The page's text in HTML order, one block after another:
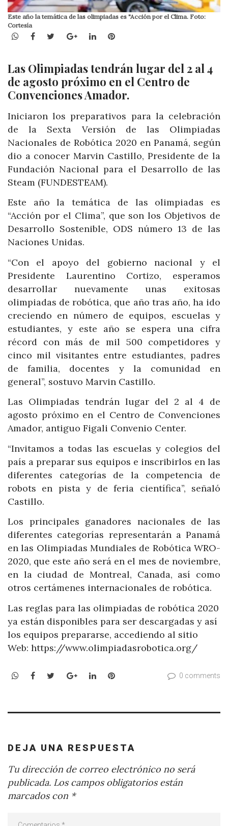
Este año la temática de las olimpiadas es "Acción por el Clima. Foto:
Cortesía
WhatsApp
Facebook
TwitterGoogle+LinkedInPinterest
Las Olimpiadas tendrán lugar del 2 al 4
de agosto próximo en el Centro de
Convenciones Amador.
Iniciaron los preparativos para la celebración
de la Sexta Versión de las Olimpiadas
Nacionales de Robótica 2020 en Panamá, según
dio a conocer Marvin Castillo, Presidente de la
Fundación Nacional para el Desarrollo de las
Steam (FUNDESTEAM).
Este año la temática de las olimpiadas es
“Acción por el Clima”, que son los Objetivos de
Desarrollo Sostenible, ODS número 13 de las
Naciones Unidas.
“Con el apoyo del gobierno nacional y el
Presidente Laurentino Cortizo, esperamos
desarrollar nuevamente unas exitosas
olimpiadas de robótica, que año tras año, ha ido
creciendo en número de equipos, escuelas y
estudiantes, y este año se espera una cifra
récord con más de mil 500 competidores y
cinco mil visitantes entre estudiantes, padres
de familia, docentes y la comunidad en
general”, sostuvo Marvin Castillo.
Las Olimpiadas tendrán lugar del 2 al 4 de
agosto próximo en el Centro de Convenciones
Amador, antiguo Figali Convenio Center.
“Invitamos a todas las escuelas y colegios del
país a preparar sus equipos e inscribirlos en las
diferentes categorías de la competencia de
robots en pista y de feria científica”, señaló
Castillo.
Los principales ganadores nacionales de las
diferentes categorías representarán a Panamá
en las Olimpiadas Mundiales de Robótica WRO-
2020, que este año será en el mes de noviembre,
en la ciudad de Montreal, Canada, así como
otros certámenes internacionales de robótica.
Las reglas para las olimpiadas de robótica 2020
ya están disponibles para ser descargadas y así
los equipos prepararse, accediendo al sitio
Web: https://www.olimpiadasrobotica.org/
WhatsApp
Facebook
TwitterGoogle+LinkedInPinterest 0 comments
DEJA UNA RESPUESTA
Tu dirección de correo electrónico no será
publicada. Los campos obligatorios están
marcados con *